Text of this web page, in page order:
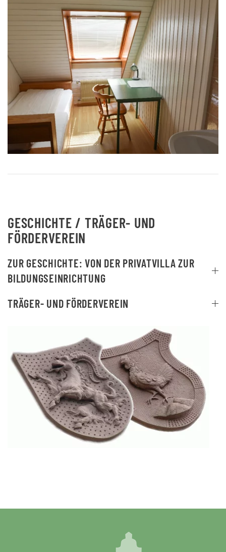
ANSEHEN
GESCHICHTE / TRÄGER- UND
FÖRDERVEREIN
ZUR GESCHICHTE: VON DER PRIVATVILLA ZUR
BILDUNGSEINRICHTUNG
TRÄGER- UND FÖRDERVEREIN